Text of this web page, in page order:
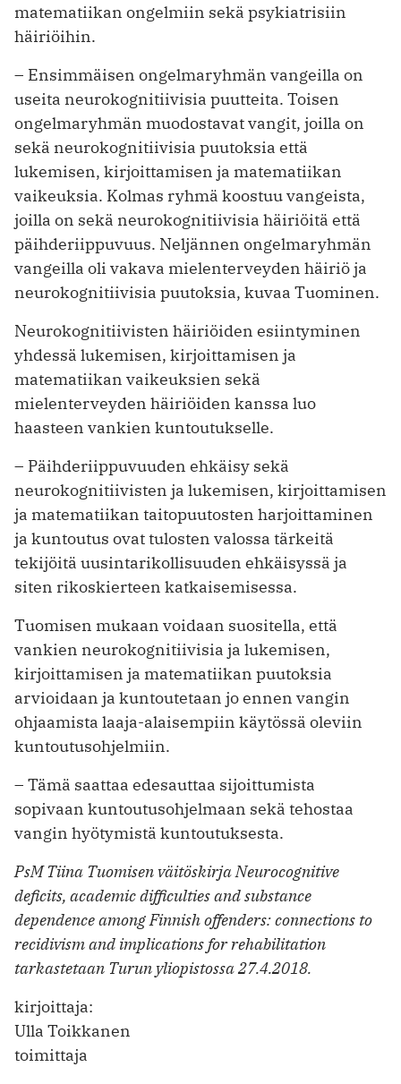
matematiikan ongelmiin sekä psykiatrisiin
häiriöihin.
– Ensimmäisen ongelmaryhmän vangeilla on
useita neurokognitiivisia puutteita. Toisen
ongelmaryhmän muodostavat vangit, joilla on
sekä neurokognitiivisia puutoksia että
lukemisen, kirjoittamisen ja matematiikan
vaikeuksia. Kolmas ryhmä koostuu vangeista,
joilla on sekä neurokognitiivisia häiriöitä että
päihderiippuvuus. Neljännen ongelmaryhmän
vangeilla oli vakava mielenterveyden häiriö ja
neurokognitiivisia puutoksia, kuvaa Tuominen.
Neurokognitiivisten häiriöiden esiintyminen
yhdessä lukemisen, kirjoittamisen ja
matematiikan vaikeuksien sekä
mielenterveyden häiriöiden kanssa luo
haasteen vankien kuntoutukselle.
– Päihderiippuvuuden ehkäisy sekä
neurokognitiivisten ja lukemisen, kirjoittamisen
ja matematiikan taitopuutosten harjoittaminen
ja kuntoutus ovat tulosten valossa tärkeitä
tekijöitä uusintarikollisuuden ehkäisyssä ja
siten rikoskierteen katkaisemisessa.
Tuomisen mukaan voidaan suositella, että
vankien neurokognitiivisia ja lukemisen,
kirjoittamisen ja matematiikan puutoksia
arvioidaan ja kuntoutetaan jo ennen vangin
ohjaamista laaja-alaisempiin käytössä oleviin
kuntoutusohjelmiin.
– Tämä saattaa edesauttaa sijoittumista
sopivaan kuntoutusohjelmaan sekä tehostaa
vangin hyötymistä kuntoutuksesta.
PsM Tiina Tuomisen väitöskirja Neurocognitive
deficits, academic difficulties and substance
dependence among Finnish offenders: connections to
recidivism and implications for rehabilitation
tarkastetaan Turun yliopistossa 27.4.2018.
kirjoittaja:
Ulla Toikkanen
toimittaja